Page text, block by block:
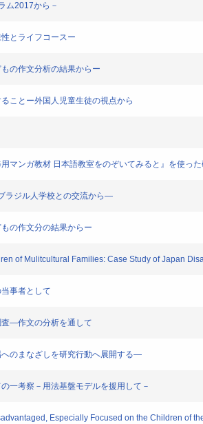
ム2017から－
とライフコースー
の作文分析の結果からー
ことー外国人児童生徒の視点から
マンガ教材 日本語教室をのぞいてみると』を使っ
ラジル人学校との交流から―
の作文分の結果からー
of Mulitcultural Families: Case Study of Japan
事者として
査―作文の分析を通して
のまなざしを研究行動へ展開する―
一考察－用法基盤モデルを援用して－
Especially Focused on the Children of